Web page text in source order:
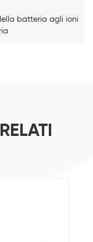
batteria agli ioni